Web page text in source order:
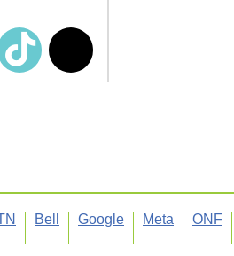
Bell Google Meta ONF